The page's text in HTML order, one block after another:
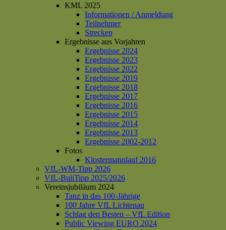
KML 2025
Informationen / Anmeldung
Teilnehmer
Strecken
Ergebnisse aus Vorjahren
Ergebnisse 2024
Ergebnisse 2023
Ergebnisse 2022
Ergebnisse 2019
Ergebnisse 2018
Ergebnisse 2017
Ergebnisse 2016
Ergebnisse 2015
Ergebnisse 2014
Ergebnisse 2013
Ergebnisse 2002-2012
Fotos
Klostermannlauf 2016
VfL-WM-Tipp 2026
VfL-BuliTipp 2025/2026
Vereinsjubiläum 2024
Tanz in das 100-Jährige
100 Jahre VfL Lichtenau
Schlag den Besten – VfL Edition
Public Viewing EURO 2024